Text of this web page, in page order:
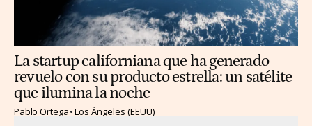
La startup californiana que ha generado
revuelo con su producto estrella: un satélite
que ilumina la noche
Pablo Ortega Los Ángeles (EEUU)